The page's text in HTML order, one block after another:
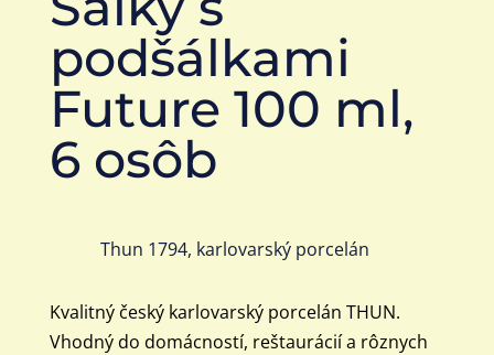
podšálkami
Future 100 ml,
6 osôb
Thun 1794, karlovarský porcelán
Kvalitný český karlovarský porcelán THUN.
Vhodný do domácností, reštaurácií a rôznych